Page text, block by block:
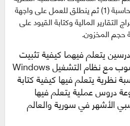
ويرجع معلوماته في مقرر محاسبة (1) ثم ينطلق للعمل على واجهة
التقارير المالية وكتابة القيود على
حجم المخزون.
يتعلم فيهما كيفية تثبيت
برنامج الأمين على الحاسوب مع نظام التشغيل Windows
يتعلم فيها كيفية كتابة
دروس عملية يتعلم فيها
الأشهر في سورية والعالم